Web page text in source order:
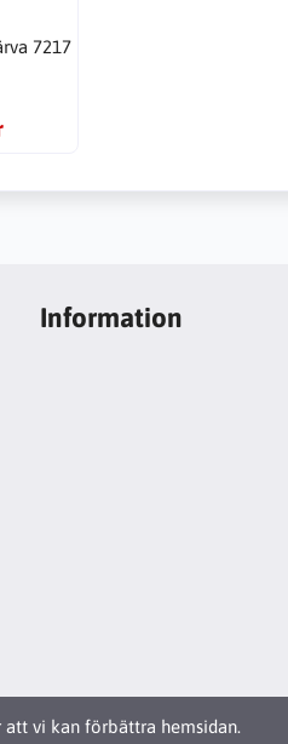
7217
att vi kan förbättra hemsidan.
Information